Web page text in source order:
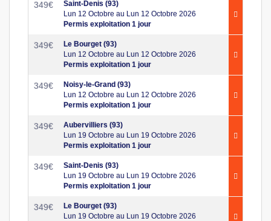
349€
Saint-Denis (93)
Lun 12 Octobre au Lun 12 Octobre 2026
Permis exploitation 1 jour
349€
Le Bourget (93)
Lun 12 Octobre au Lun 12 Octobre 2026
Permis exploitation 1 jour
349€
Noisy-le-Grand (93)
Lun 12 Octobre au Lun 12 Octobre 2026
Permis exploitation 1 jour
349€
Aubervilliers (93)
Lun 19 Octobre au Lun 19 Octobre 2026
Permis exploitation 1 jour
349€
Saint-Denis (93)
Lun 19 Octobre au Lun 19 Octobre 2026
Permis exploitation 1 jour
349€
Le Bourget (93)
Lun 19 Octobre au Lun 19 Octobre 2026